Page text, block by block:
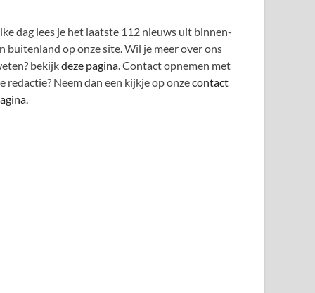
dag lees je het laatste 112 nieuws uit binnen-
buitenland op onze site. Wil je meer over ons
bekijkdeze pagina. Contact opnemen met
redactie? Neem dan een kijkje op onzecontact